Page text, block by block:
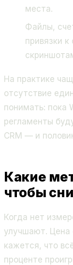
места.
Файлы,
привязки
На практике
отсутствие
понимать: пока
регламенты
CRM — и
Какие
чтобы
Когда нет
улучшают.
кажется, что
проценте